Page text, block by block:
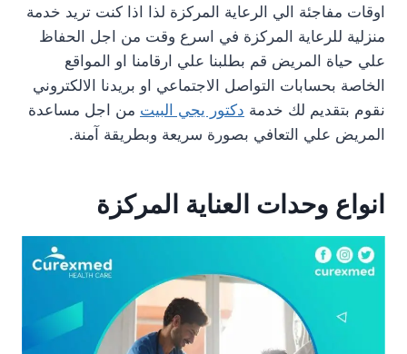
اوقات مفاجئة الي الرعاية المركزة لذا اذا كنت تريد خدمة
منزلية للرعاية المركزة في اسرع وقت من اجل الحفاظ
علي حياة المريض قم بطلبنا علي ارقامنا او المواقع
الخاصة بحسابات التواصل الاجتماعي او بريدنا الالكتروني
نقوم بتقديم لك خدمة دكتور يجي البيت من اجل مساعدة
المريض علي التعافي بصورة سريعة وبطريقة آمنة.
انواع وحدات العناية المركزة